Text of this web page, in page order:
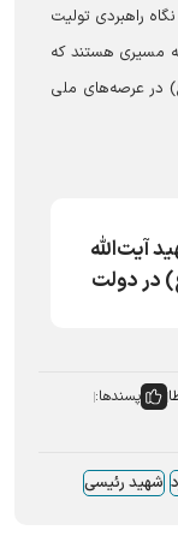
راهبردی تولیت
مسیری هستند که
در عرصه‌های ملی
آیت‌الله
در دولت
پسندها:
شهید رئیسی